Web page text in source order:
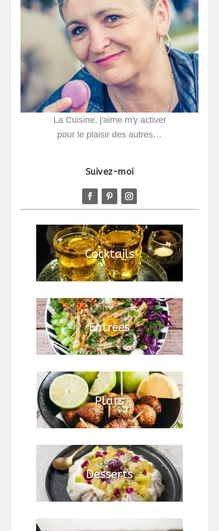
La Cuisine, j'aime m'y activer
pour le plaisir des autres…
Suivez-moi